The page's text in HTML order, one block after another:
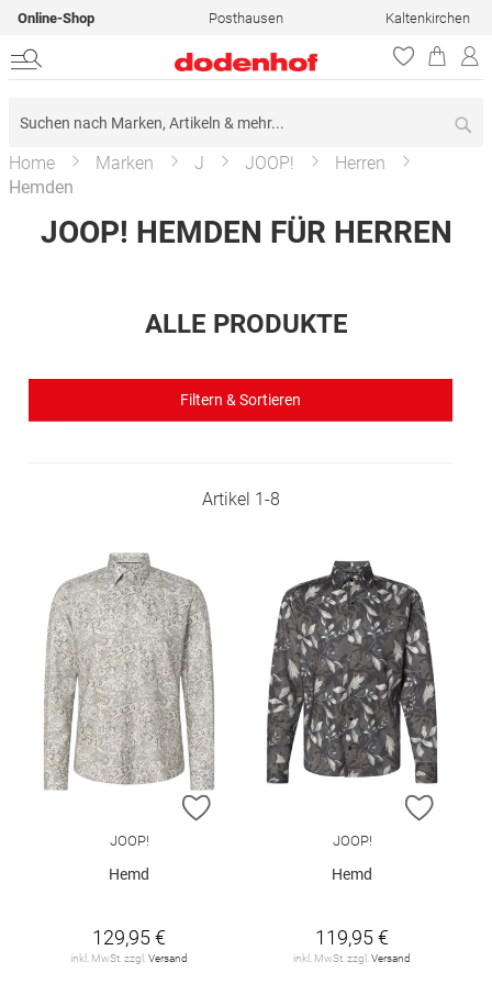
Online-Shop Posthausen Kaltenkirchen
Home Marken J JOOP!
Herren
Hemden
JOOP! HEMDEN FÜR HERREN
ALLE PRODUKTE
Filtern & Sortieren
Artikel 1-8
ZUR WUNSCHLISTE HINZUFÜGEN
JOOP!
Hemd
129,95 €
inkl. MwSt. zzgl. Versand
ZUR
JOOP!
Hemd
119,95 €
inkl. MwSt. zzgl. Versand